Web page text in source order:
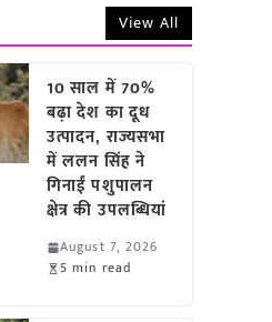
View All
10 साल में 70%
बढ़ा देश का दूध
उत्पादन, राज्यसभा
में ललन सिंह ने
गिनाईं पशुपालन
क्षेत्र की उपलब्धियां
August 7, 2026
5 min read